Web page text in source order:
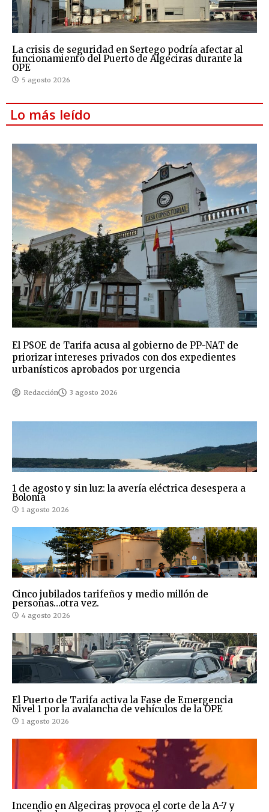
La crisis de seguridad en Sertego podría afectar al
funcionamiento del Puerto de Algeciras durante la
OPE
5 agosto 2026
Lo más leído
El PSOE de Tarifa acusa al gobierno de PP-NAT de
priorizar intereses privados con dos expedientes
urbanísticos aprobados por urgencia
Redacción 3 agosto 2026
1 de agosto y sin luz: la avería eléctrica desespera a
Bolonia
1 agosto 2026
Cinco jubilados tarifeños y medio millón de
personas…otra vez.
4 agosto 2026
El Puerto de Tarifa activa la Fase de Emergencia
Nivel 1 por la avalancha de vehículos de la OPE
1 agosto 2026
Incendio en Algeciras provoca el corte de la A-7 y